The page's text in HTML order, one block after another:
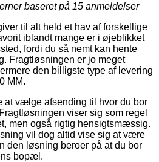
baseret på 15 anmeldelser
til alt held et hav af forskellige
iblandt mange er i øjeblikket
fordi du så nemt kan hente
Fragtløsningen er jo meget
den billigste type af levering
MM.
at vælge afsending til hvor du bor
viser sig som regel
men også rigtig hensigtsmæssig.
vil dog altid vise sig at være
den løsning beroer på at du bor
bopæl.